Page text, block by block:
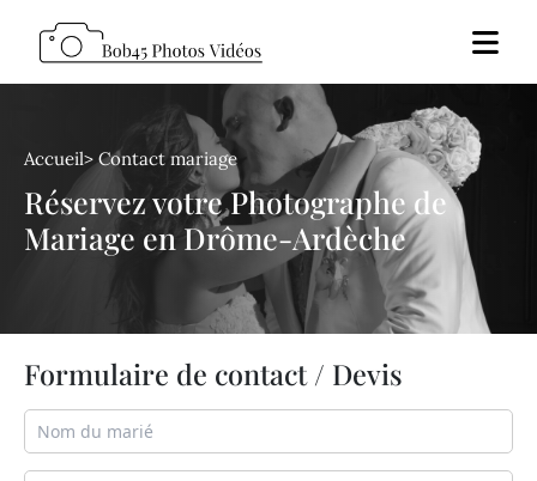
Accueil>Contact mariage
Réservez votre Photographe de
Mariage en Drôme-Ardèche
Formulaire de contact / Devis